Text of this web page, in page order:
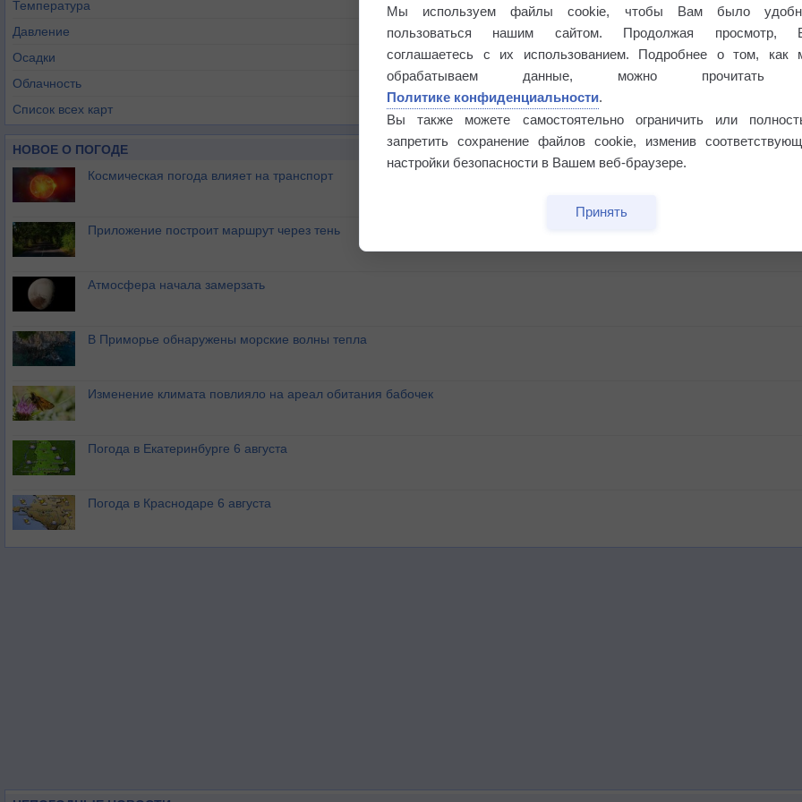
Температура
Давление
Осадки
Облачность
Список всех карт
НОВОЕ О ПОГОДЕ
Космическая погода влияет на транспорт
Приложение построит маршрут через тень
Атмосфера начала замерзать
В Приморье обнаружены морские волны тепла
Изменение климата повлияло на ареал обитания бабочек
Погода в Екатеринбурге 6 августа
Погода в Краснодаре 6 августа
Мы используем файлы cookie, чтобы Вам было
пользоваться нашим сайтом. Продолжая просмотр,
соглашаетесь с их использованием. Подробнее о том, как
обрабатываем данные, можно прочитать
Политике конфиденциальности.
Вы также можете самостоятельно ограничить или
запретить сохранение файлов cookie, изменив
настройки безопасности в Вашем веб-браузере.
Принять